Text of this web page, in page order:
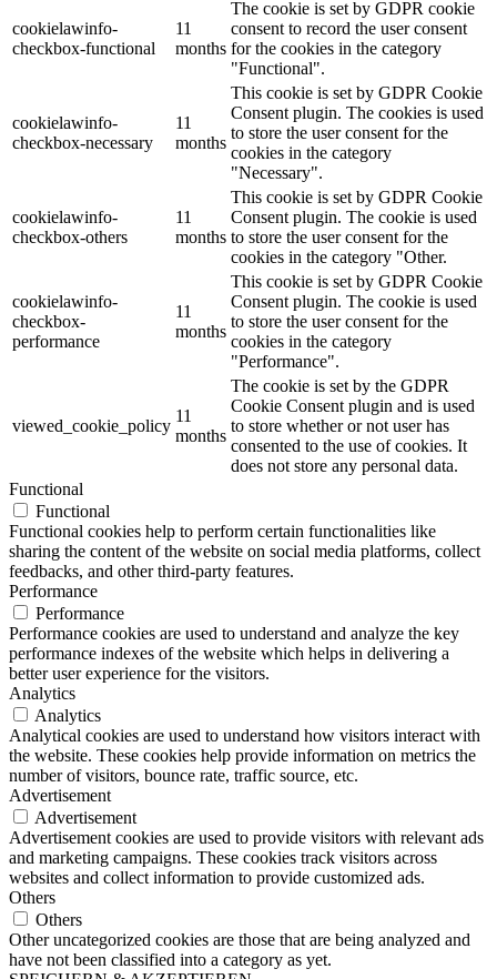
cookielawinfo-
checkbox-functional
11
months
The cookie is set by GDPR cookie
consent to record the user consent
for the cookies in the category
"Functional".
cookielawinfo-
checkbox-necessary
11
months
This cookie is set by GDPR Cookie
Consent plugin. The cookies is used
to store the user consent for the
cookies in the category
"Necessary".
cookielawinfo-
checkbox-others
11
months
This cookie is set by GDPR Cookie
Consent plugin. The cookie is used
to store the user consent for the
cookies in the category "Other.
cookielawinfo-
checkbox-
performance
11
months
This cookie is set by GDPR Cookie
Consent plugin. The cookie is used
to store the user consent for the
cookies in the category
"Performance".
viewed_cookie_policy
11
months
The cookie is set by the GDPR
Cookie Consent plugin and is used
to store whether or not user has
consented to the use of cookies. It
does not store any personal data.
Functional
Functional
Functional cookies help to perform certain functionalities like
sharing the content of the website on social media platforms, collect
feedbacks, and other third-party features.
Performance
Performance
Performance cookies are used to understand and analyze the key
performance indexes of the website which helps in delivering a
better user experience for the visitors.
Analytics
Analytics
Analytical cookies are used to understand how visitors interact with
the website. These cookies help provide information on metrics the
number of visitors, bounce rate, traffic source, etc.
Advertisement
Advertisement
Advertisement cookies are used to provide visitors with relevant ads
and marketing campaigns. These cookies track visitors across
websites and collect information to provide customized ads.
Others
Others
Other uncategorized cookies are those that are being analyzed and
have not been classified into a category as yet.